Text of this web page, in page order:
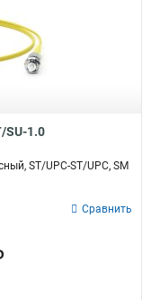
SU-1.0
ST/UPC-ST/UPC, SM
Сравнить